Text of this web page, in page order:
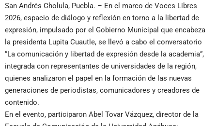
San Andrés Cholula, Puebla. – En el marco de Voces Libres
2026, espacio de diálogo y reflexión en torno a la libertad de
expresión, impulsado por el Gobierno Municipal que encabeza
la presidenta Lupita Cuautle, se llevó a cabo el conversatorio
“La comunicación y libertad de expresión desde la academia”,
integrada con representantes de universidades de la región,
quienes analizaron el papel en la formación de las nuevas
generaciones de periodistas, comunicadores y creadores de
contenido.
En el evento, participaron Abel Tovar Vázquez, director de la